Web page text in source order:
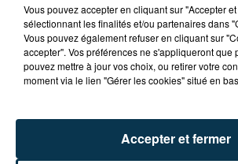
Vous pouvez accepter en cliquant sur "Accepter
sélectionnant les finalités et/ou partenaires dans
Vous pouvez également refuser en cliquant sur
accepter". Vos préférences ne s'appliqueront que
pouvez mettre à jour vos choix, ou retirer votre
moment via le lien "Gérer les cookies" situé en
Accepter et fermer